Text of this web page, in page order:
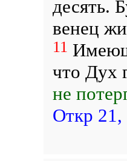
десять.
венец
11
что Дух
не
Откр 21,